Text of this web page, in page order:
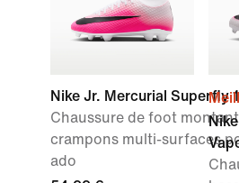
Nike Jr. Mercurial Superfly
Chaussure de foot
crampons multi-surfaces
ado